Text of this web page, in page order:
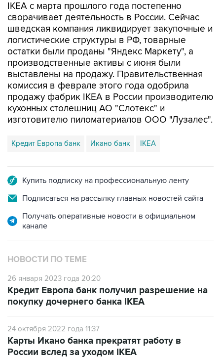
IKEA с марта прошлого года постепенно
сворачивает деятельность в России. Сейчас
шведская компания ликвидирует закупочные и
логистические структуры в РФ, товарные
остатки были проданы "Яндекс Маркету", а
производственные активы с июня были
выставлены на продажу. Правительственная
комиссия в феврале этого года одобрила
продажу фабрик IKEA в России производителю
кухонных столешниц АО "Слотекс" и
изготовителю пиломатериалов ООО "Лузалес".
Кредит Европа банк Икано банк IKEA
Купить подписку на профессиональную ленту
Подписаться на рассылку главных новостей сайта
Получать оперативные новости в официальном
канале
НОВОСТИ ПО ТЕМЕ
26 января 2023 года 20:20
Кредит Европа банк получил разрешение на
покупку дочернего банка IKEA
24 октября 2022 года 11:37
Карты Икано банка прекратят работу в
России вслед за уходом IKEA